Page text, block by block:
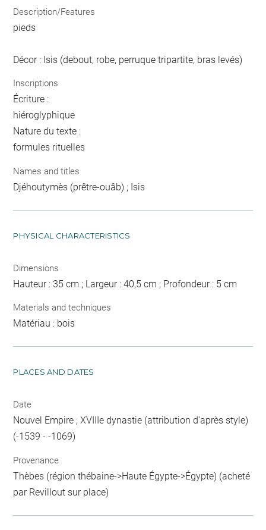
Description/Features
pieds
Décor : Isis (debout, robe, perruque tripartite, bras levés)
Inscriptions
Écriture :
hiéroglyphique
Nature du texte :
formules rituelles
Names and titles
Djéhoutymès (prêtre-ouâb) ; Isis
PHYSICAL CHARACTERISTICS
Dimensions
Hauteur : 35 cm ; Largeur : 40,5 cm ; Profondeur : 5 cm
Materials and techniques
Matériau : bois
PLACES AND DATES
Date
Nouvel Empire ; XVIIIe dynastie (attribution d'après style)
(-1539 - -1069)
Provenance
Thèbes (région thébaine->Haute Égypte->Égypte) (acheté
par Revillout sur place)